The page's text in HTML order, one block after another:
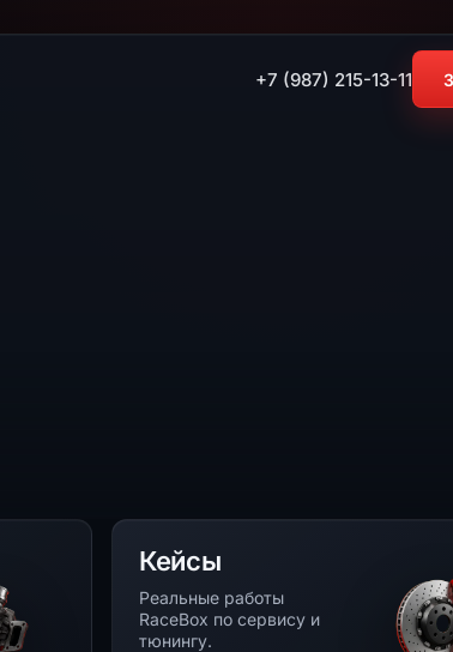
+7 (987) 215-13-11
Кейсы
Реальные работы
RaceBox по сервису и
тюнингу.